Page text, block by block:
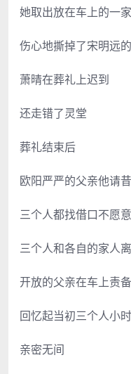
她取出放在车上的一
伤心地撕掉了宋明远
萧晴在葬礼上迟到
还走错了灵堂
葬礼结束后
欧阳严严的父亲他请
三个人都找借口不愿
三个人和各自的家人
开放的父亲在车上责
回忆起当初三个人小
亲密无间